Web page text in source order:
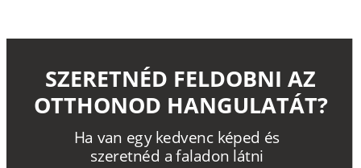
Ha van egy kedvenc képed és
szeretnéd a faladon látni
SZERETNÉD FELDOBNI AZ
OTTHONOD HANGULATÁT?